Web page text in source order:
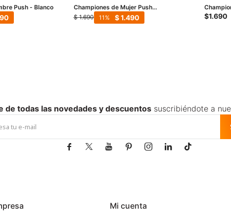
Push - Blanco
Championes de Mujer Push
COLORADO - Blanco
$ 1.690 $ 1.490
11
Blanco
$1.690
Mi cuenta
de todas las novedades y descuentossuscribiéndote a
      